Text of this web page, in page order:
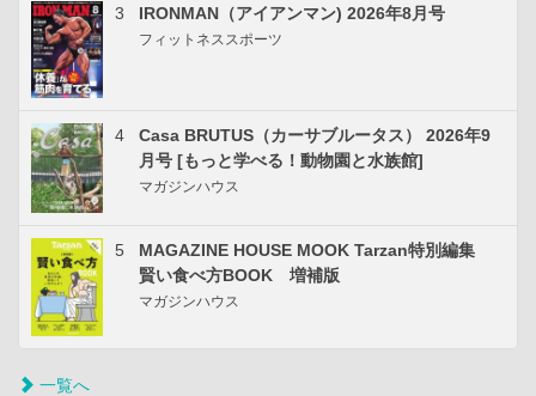
3 IRONMAN（アイアンマン) 2026年8月号
フィットネススポーツ
4
Casa BRUTUS（カーサブルータス） 2026年9
月号 [もっと学べる！動物園と水族館]
マガジンハウス
5
MAGAZINE HOUSE MOOK Tarzan特別編集
賢い食べ方BOOK 増補版
マガジンハウス
一覧へ